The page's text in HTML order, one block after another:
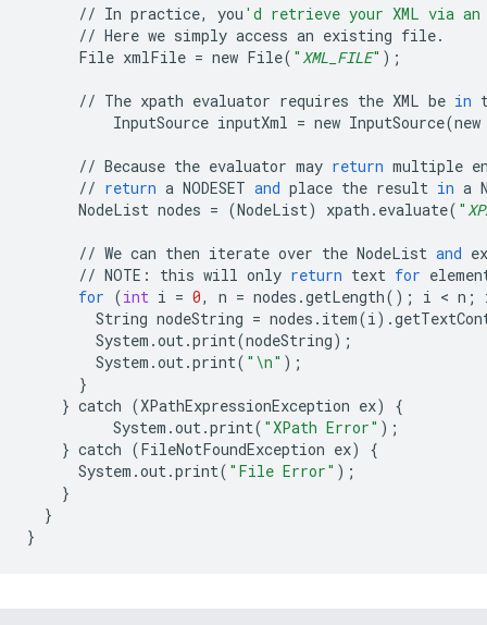
// In practice, you 'd retrieve your XML via an
// Here we simply access an existing file.
File xmlFile = new File( " XML_FILE" );
// The xpath evaluator requires the XML be in
InputSource inputXml = new InputSource(new
// Because the evaluator may return multiple
// return a NODESET and place the result in a
NodeList nodes = (NodeList) xpath . evaluate( "
// We can then iterate over the NodeList and
// NOTE : this will only return text for
for (int i = 0, n = nodes .getLength(); i < n ;
String nodeString = nodes . item(i) .
System .out.print(nodeString);
System .out.print( " \n" );
}
} catch (XPathExpressionException ex)
{
System .out.print( "XPath Error" );
} catch (FileNotFoundException ex)
{
System .out.print( "File Error" );
}
}
}